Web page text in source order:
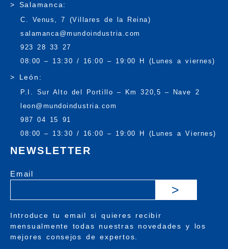
> Salamanca:
C. Venus, 7 (Villares de la Reina)
salamanca@mundoindustria.com
923 28 33 27
08:00 – 13:30 / 16:00 – 19:00 H (Lunes a viernes)
> León:
P.I. Sur Alto del Portillo – Km 320,5 – Nave 2
leon@mundoindustria.com
987 04 15 91
08:00 – 13:30 / 16:00 – 19:00 H (Lunes a Viernes)
NEWSLETTER
Email
>
Introduce tu email si quieres recibir
mensualmente todas nuestras novedades y los
mejores consejos de expertos.